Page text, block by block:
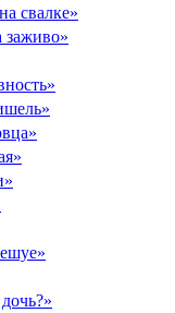
свалке»
заживо»